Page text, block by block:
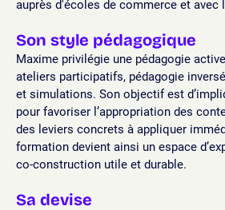
auprès d'écoles de commerce et avec
Son style pédagogique
Maxime privilégie une pédagogie
ateliers participatifs, pédagogie
et simulations. Son objectif est
pour favoriser l’appropriation des
des leviers concrets à appliquer
formation devient ainsi un espace
co-construction utile et durable.
Sa devise